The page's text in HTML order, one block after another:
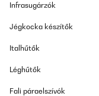
Infrasugárzók
Jégkocka készítők
Italhűtők
Léghűtők
Fali páraelszívók